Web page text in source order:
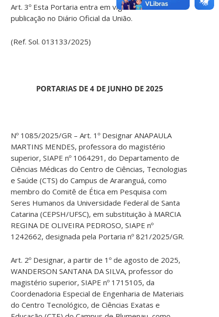
Art. 3º Esta Portaria entra em vigor na data de sua
publicação no Diário Oficial da União.
(Ref. Sol. 013133/2025)
PORTARIAS DE 4 DE JUNHO DE 2025
Nº 1085/2025/GR – Art. 1º Designar ANAPAULA
MARTINS MENDES, professora do magistério
superior, SIAPE nº 1064291, do Departamento de
Ciências Médicas do Centro de Ciências, Tecnologias
e Saúde (CTS) do Campus de Araranguá, como
membro do Comitê de Ética em Pesquisa com
Seres Humanos da Universidade Federal de Santa
Catarina (CEPSH/UFSC), em substituição à MARCIA
REGINA DE OLIVEIRA PEDROSO, SIAPE nº
1242662, designada pela Portaria nº 821/2025/GR.
Art. 2º Designar, a partir de 1º de agosto de 2025,
WANDERSON SANTANA DA SILVA, professor do
magistério superior, SIAPE nº 1715105, da
Coordenadoria Especial de Engenharia de Materiais
do Centro Tecnológico, de Ciências Exatas e